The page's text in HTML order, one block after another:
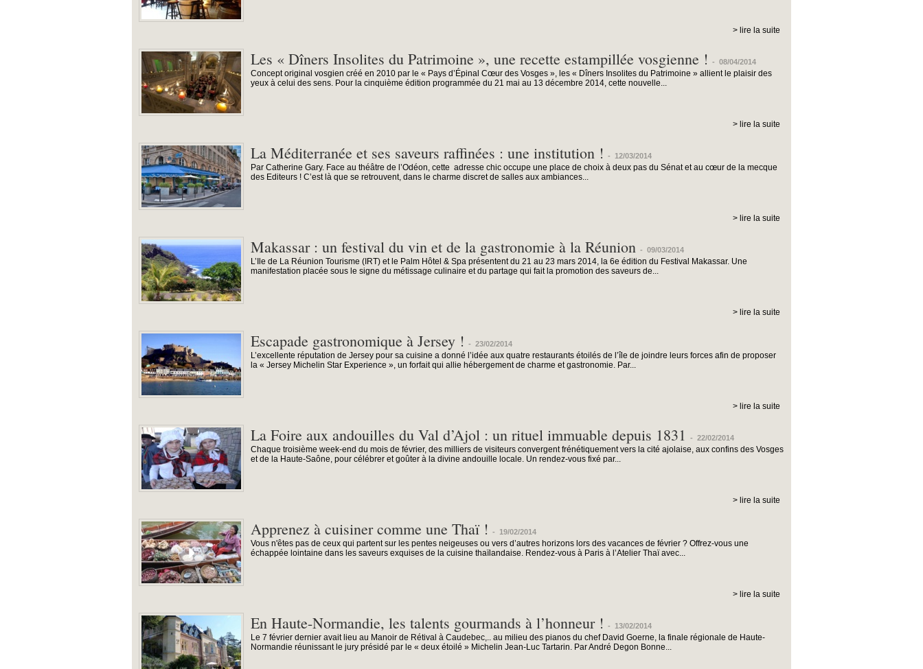
> lire la suite
Les « Dîners Insolites du Patrimoine », une recette estampillée vosgienne ! - 08/04/2014
Concept original vosgien créé en 2010 par le « Pays d’Épinal Cœur des Vosges », les « Dîners Insolites du Patrimoine » allient le plaisir des
yeux à celui des sens. Pour la cinquième édition programmée du 21 mai au 13 décembre 2014, cette nouvelle...
> lire la suite
La Méditerranée et ses saveurs raffinées : une institution ! - 12/03/2014
Par Catherine Gary. Face au théâtre de l’Odéon, cette adresse chic occupe une place de choix à deux pas du Sénat et au cœur de la mecque
des Editeurs ! C’est là que se retrouvent, dans le charme discret de salles aux ambiances...
> lire la suite
Makassar : un festival du vin et de la gastronomie à la Réunion - 09/03/2014
L’Ile de La Réunion Tourisme (IRT) et le Palm Hôtel & Spa présentent du 21 au 23 mars 2014, la 6e édition du Festival Makassar. Une
manifestation placée sous le signe du métissage culinaire et du partage qui fait la promotion des saveurs de...
> lire la suite
Escapade gastronomique à Jersey ! - 23/02/2014
L’excellente réputation de Jersey pour sa cuisine a donné l’idée aux quatre restaurants étoilés de l’île de joindre leurs forces afin de proposer
la « Jersey Michelin Star Experience », un forfait qui allie hébergement de charme et gastronomie. Par...
> lire la suite
La Foire aux andouilles du Val d’Ajol : un rituel immuable depuis 1831 - 22/02/2014
Chaque troisième week-end du mois de février, des milliers de visiteurs convergent frénétiquement vers la cité ajolaise, aux confins des Vosges
et de la Haute-Saône, pour célébrer et goûter à la divine andouille locale. Un rendez-vous fixé par...
> lire la suite
Apprenez à cuisiner comme une Thaï ! - 19/02/2014
Vous n'êtes pas de ceux qui partent sur les pentes neigeuses ou vers d’autres horizons lors des vacances de février ? Offrez-vous une
échappée lointaine dans les saveurs exquises de la cuisine thaïlandaise. Rendez-vous à Paris à l’Atelier Thaï avec...
> lire la suite
En Haute-Normandie, les talents gourmands à l’honneur ! - 13/02/2014
Le 7 février dernier avait lieu au Manoir de Rétival à Caudebec,.. au milieu des pianos du chef David Goerne, la finale régionale de Haute-
Normandie réunissant le jury présidé par le « deux étoilé » Michelin Jean-Luc Tartarin. Par André Degon Bonne...